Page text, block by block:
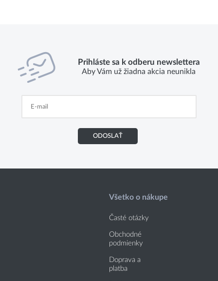
Prihláste sa k odberu newslettera
Aby Vám už žiadna akcia neunikla
ODOSLAŤ
Všetko o nákupe
Časté otázky
Obchodné
podmienky
Doprava a
platba